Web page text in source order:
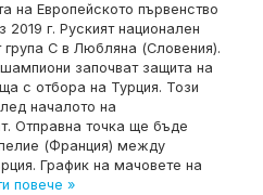
на Европейското първенство
г. Руският национален
С в Любляна (Словения).
започват защита на
с отбора на Турция. Този
началото на
Отправна точка ще бъде
(Франция) между
График на мачовете на
повече »